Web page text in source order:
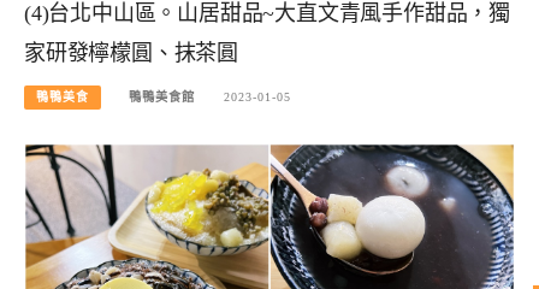
(4)台北中山區。山居甜品~大直文青風手作甜品，獨
家研發檸檬圓、抹茶圓
鴨鴨美食 鴨鴨美食館 2023-01-05